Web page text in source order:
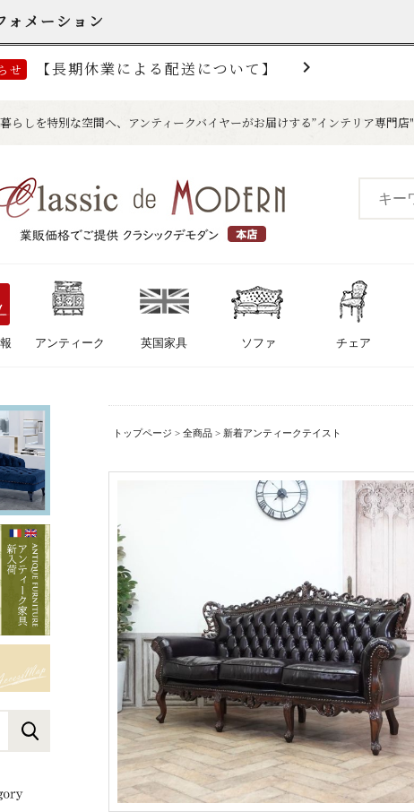
トップページ > 全商品 > 新着アンティークテイスト